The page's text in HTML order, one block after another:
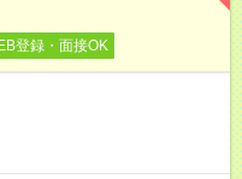
登録・面接OK